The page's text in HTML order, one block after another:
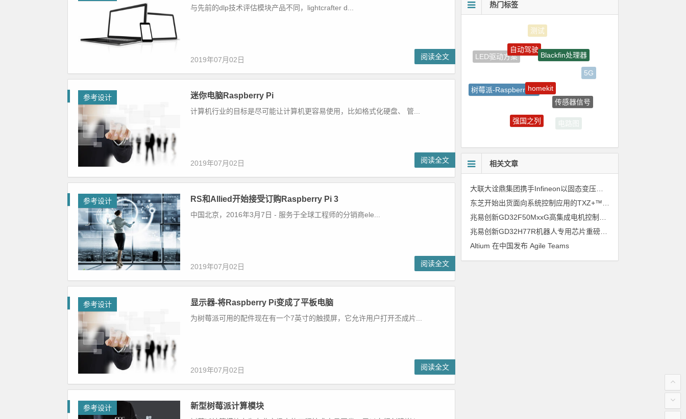
与先前的dlp技术评估模块产品不同，lightcrafter d...
2019年07月02日 阅读全文
参考设计 迷你电脑Raspberry Pi
计算机行业的目标是尽可能让计算机更容易使用，比如格式化硬盘、 管...
2019年07月02日 阅读全文
参考设计 RS和Allied开始接受订购Raspberry Pi 3
中国北京，2016年3月7日 - 服务于全球工程师的分销商ele...
2019年07月02日 阅读全文
参考设计 显示器-将Raspberry Pi变成了平板电脑
为树莓派可用的配件现在有一个7英寸的触摸屏，它允许用户打开丕成片...
2019年07月02日 阅读全文
参考设计 新型树莓派计算模块
热门标签
LED驱动方案
Blackfin处理器
5G
电路图
相关文章
大联大诠鼎集团携手Infineon以固态变压器重构配电效率新标杆
兆易创新GD32H77R机器人专用芯片重磅亮相，精准赋能伺服驱动与关节控制
Altium 在中国发布 Agile Teams